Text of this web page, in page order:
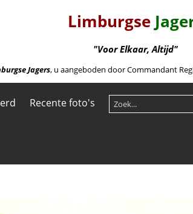
Limburgse
"Voor Elkaar, Altijd"
Jagers, u aangeboden door Commandant
Recente foto's